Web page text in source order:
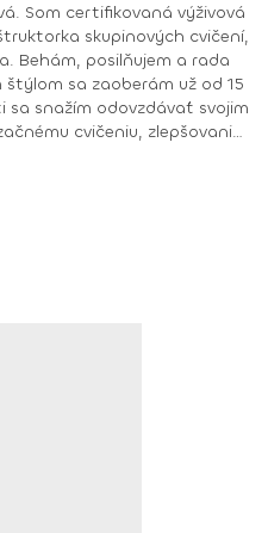
skupinových cvičení,
Behám, posilňujem a rada
sa snažím odovzdávať svojim
cvičeniu, zlepšovaniu
a redukcii hmotnosti.